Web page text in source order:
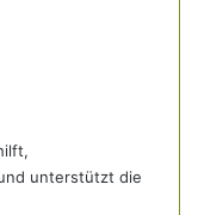
unterstützt die